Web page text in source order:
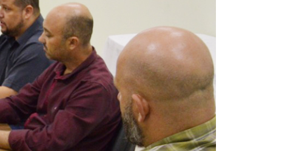
Idiomas
Max Doutor
Mogidonto
Plena Odonto
Plantão Card
Psicólogo
Studio Jet Silva